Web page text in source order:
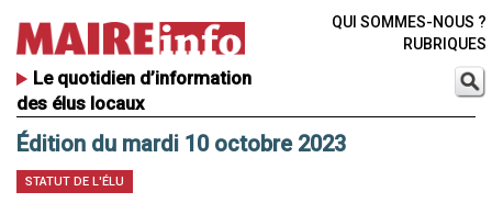
Le quotidien d’information
des élus locaux
QUI SOMMES-NOUS ?
RUBRIQUES
Édition du mardi 10 octobre 2023
STATUT DE L'ÉLU